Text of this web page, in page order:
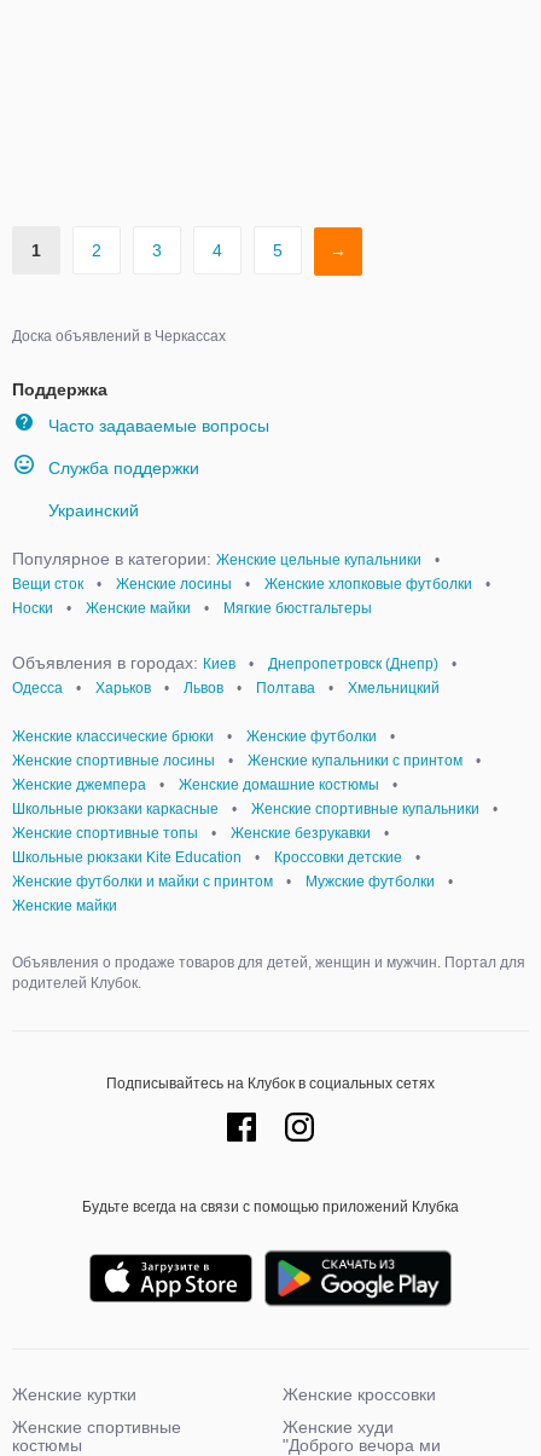
1 2 3 4 5 →
Доска объявлений в Черкассах
Поддержка
Часто задаваемые вопросы
Служба поддержки
Украинский
Популярное в категории: Женские цельные купальники
•
Вещи сток
• Женские лосины • Женские хлопковые футболки
•
Носки
• Женские майки • Мягкие бюстгальтеры
Объявления в городах: Киев • Днепропетровск (Днепр)
•
Одесса
• Харьков • Львов • Полтава • Хмельницкий
Женские классические брюки • Женские футболки
•
Женские спортивные лосины
• Женские купальники с принтом
•
Женские джемпера
• Женские домашние костюмы
•
Школьные рюкзаки каркасные
• Женские спортивные купальники
•
Женские спортивные топы
• Женские безрукавки
•
Школьные рюкзаки Kite Education
• Кроссовки детские
•
Женские футболки и майки с принтом
• Мужские футболки
•
Женские майки
Объявления о продаже товаров для детей, женщин и мужчин. Портал для
родителей Клубок.
Подписывайтесь на Клубок в социальных сетях
Будьте всегда на связи с помощью приложений Клубка
Женские куртки
Женские спортивные
костюмы
Женские кроссовки
Женские худи
"Доброго вечора ми